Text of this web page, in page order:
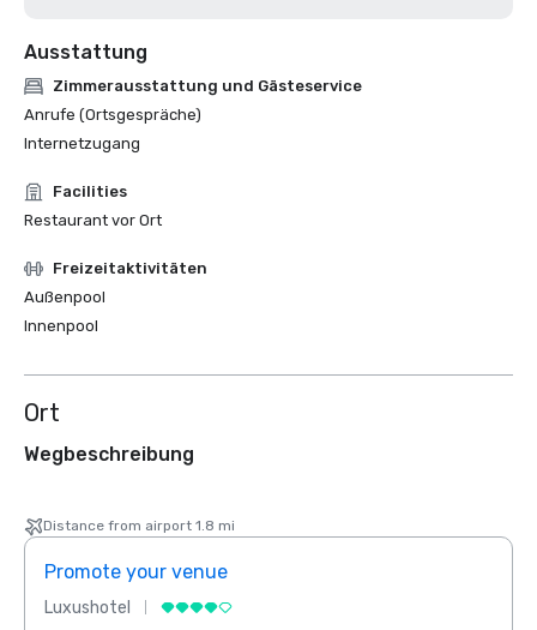
Ausstattung
Zimmerausstattung und Gästeservice
Anrufe (Ortsgespräche)
Internetzugang
Facilities
Restaurant vor Ort
Freizeitaktivitäten
Außenpool
Innenpool
Ort
Wegbeschreibung
Distance from airport 1.8 mi
Promote your venue
Luxushotel